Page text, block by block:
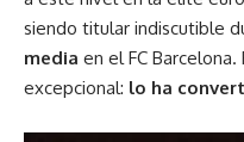
siendo titular indiscutible
media en el FC
excepcional: lo ha